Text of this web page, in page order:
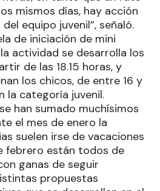
mismos días, hay acción
equipo juvenil”, señaló.
de iniciación de mini
actividad se desarrolla los
de las 18.15 horas, y
los chicos, de entre 16 y
la categoría juvenil.
han sumado muchísimos
el mes de enero la
suelen irse de vacaciones
febrero están todos de
ganas de seguir
propuestas